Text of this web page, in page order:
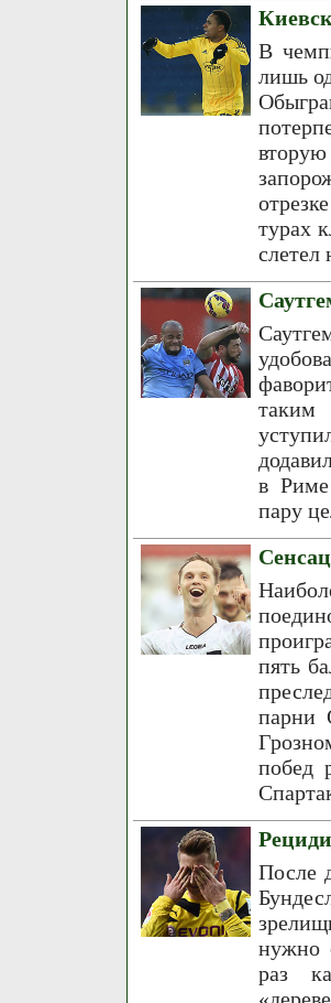
В
лишь
турах
слетел
таким
в Риме
пару
пять
парни
побед
После
нужно
раз